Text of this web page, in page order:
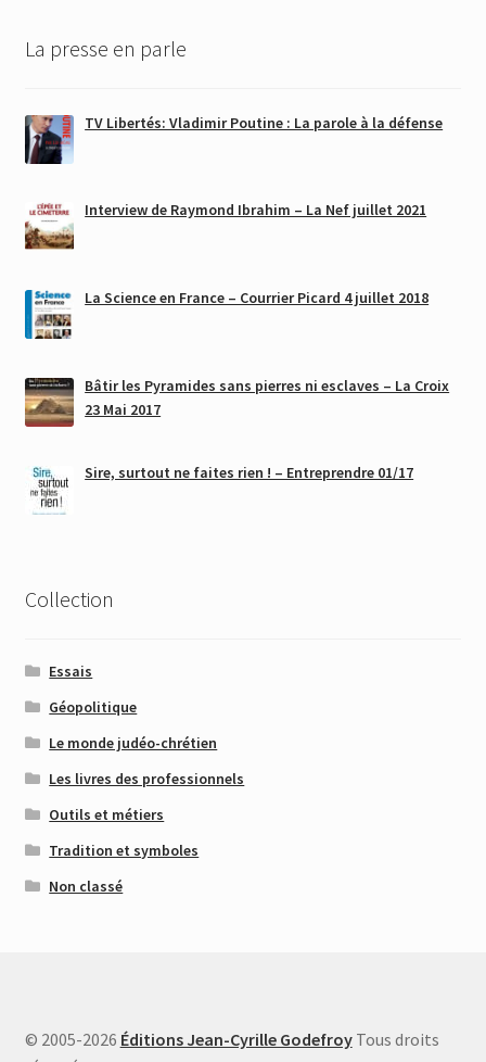
La presse en parle
TV Libertés: Vladimir Poutine : La parole à la défense
Interview de Raymond Ibrahim – La Nef juillet 2021
La Science en France – Courrier Picard 4 juillet 2018
Bâtir les Pyramides sans pierres ni esclaves – La Croix
23 Mai 2017
Sire, surtout ne faites rien ! – Entreprendre 01/17
Collection
Essais
Géopolitique
Le monde judéo-chrétien
Les livres des professionnels
Outils et métiers
Tradition et symboles
Non classé
© 2005-2026 Éditions Jean-Cyrille GodefroyTous droits